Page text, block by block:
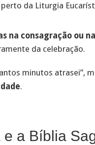
da Liturgia
na consagração ou na
da celebração.
minutos atrasei”,
.
a Bíblia